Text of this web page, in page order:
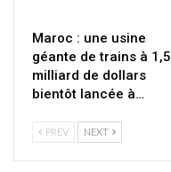
Maroc : une usine
géante de trains à 1,5
milliard de dollars
bientôt lancée à…
PREV NEXT